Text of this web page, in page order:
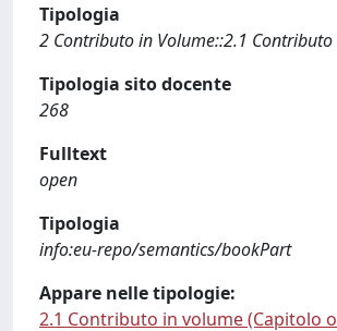
Tipologia
2 Contributo in Volume::2.1
Tipologia sito docente
268
Fulltext
open
Tipologia
info:eu-repo/semantics/bookPart
Appare nelle tipologie:
2.1 Contributo in volume (Capitolo